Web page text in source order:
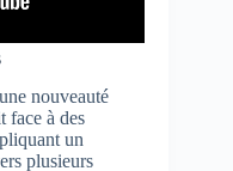
nouveauté
face à des
un
plusieurs